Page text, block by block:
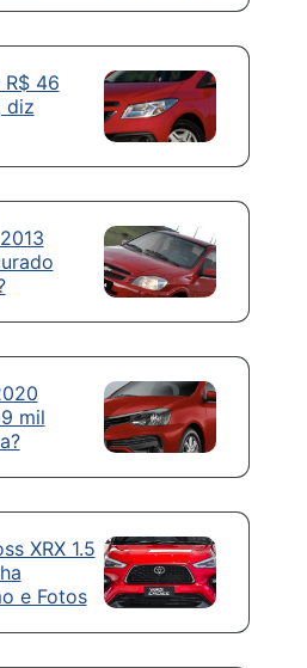
R$ 46
diz
mil
XRX 1.5
e Fotos